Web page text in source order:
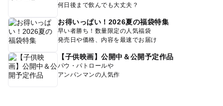
何日後まで飲んでも大丈夫？
お得いっぱい！2026夏の福袋特集
早い者勝ち！数量限定の人気福袋
発売日や価格、内容を最速でお届け
【子供映画】公開中＆公開予定作品
パウ・パトロールや
アンパンマンの人気作